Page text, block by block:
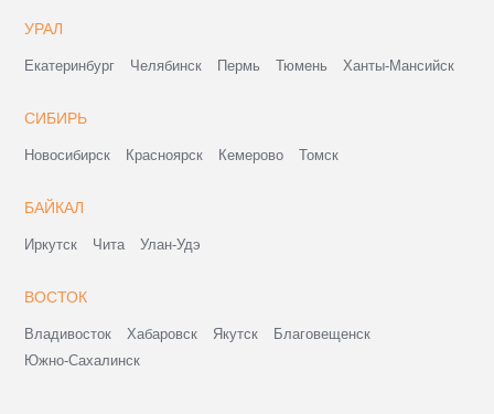
УРАЛ
Екатеринбург Челябинск Пермь Тюмень Ханты-Мансийск
СИБИРЬ
Новосибирск Красноярск Кемерово Томск
БАЙКАЛ
Иркутск Чита Улан-Удэ
ВОСТОК
Владивосток Хабаровск Якутск
Благовещенск
Южно-Сахалинск